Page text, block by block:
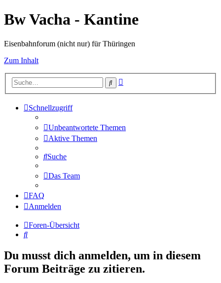
Bw Vacha - Kantine
Eisenbahnforum (nicht nur) für Thüringen
Zum Inhalt
Suche
Schnellzugriff
Unbeantwortete Themen
Aktive Themen
Suche
Das Team
FAQ
Anmelden
Foren-Übersicht
Suche
Du musst dich anmelden, um in diesem
Forum Beiträge zu zitieren.